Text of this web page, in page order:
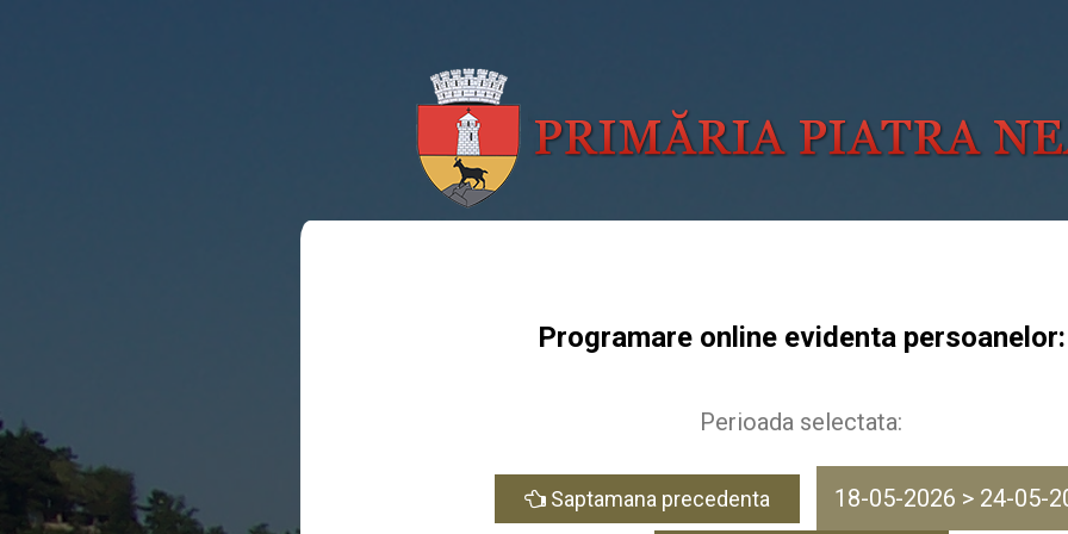
Programare online evidenta persoanelor:
Perioada selectata:
Saptamana precedenta 18-05-2026 > 24-05-